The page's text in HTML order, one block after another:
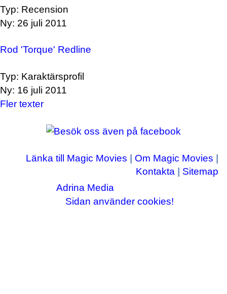
Typ: Recension
Ny: 26 juli 2011
Rod 'Torque' Redline
Typ: Karaktärsprofil
Ny: 16 juli 2011
Fler texter
Länka till Magic Movies Om Magic Movies
Kontakta
Sitemap
Copyright © 2003-2026Adrina Media
Sidan använder cookies!